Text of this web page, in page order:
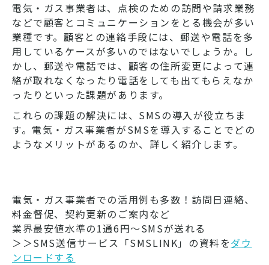
電気・ガス事業者は、点検のための訪問や請求業務
などで顧客とコミュニケーションをとる機会が多い
業種です。顧客との連絡手段には、郵送や電話を多
用しているケースが多いのではないでしょうか。し
かし、郵送や電話では、顧客の住所変更によって連
絡が取れなくなったり電話をしても出てもらえなか
ったりといった課題があります。
これらの課題の解決には、SMSの導入が役立ちま
す。電気・ガス事業者がSMSを導入することでどの
ようなメリットがあるのか、詳しく紹介します。
電気・ガス事業者での活用例も多数！訪問日連絡、
料金督促、契約更新のご案内など
業界最安値水準の1通6円～SMSが送れる
＞＞SMS送信サービス「SMSLINK」の資料をダウ
ンロードする